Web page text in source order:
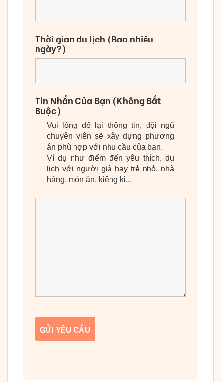
Thời gian du lịch (Bao nhiêu
ngày?)
Tin Nhắn Của Bạn (Không Bắt
Buộc)
Vui lòng để lại thông tin, đội ngũ
chuyên viên sẽ xây dựng phương
án phù hợp với nhu cầu của bạn.
Ví dụ như điểm đến yêu thích, du
lịch với người già hay trẻ nhỏ, nhà
hàng, món ăn, kiêng kị...